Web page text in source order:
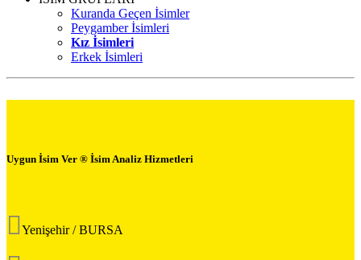
Kuranda Geçen İsimler
Peygamber İsimleri
Kız İsimleri
Erkek İsimleri
Uygun İsim Ver ® İsim Analiz Hizmetleri
Yenişehir / BURSA